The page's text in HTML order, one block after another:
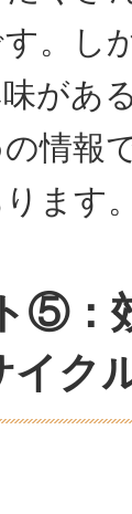
。し
があ
情報
ます。
⑤：
イク